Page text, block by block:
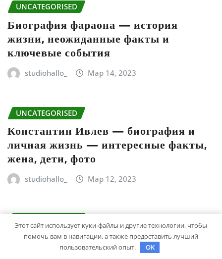
UNCATEGORISED
Биография фараона — история
жизни, неожиданные факты и
ключевые события
studiohallo_ Мар 14, 2023
UNCATEGORISED
Константин Ивлев — биография и
личная жизнь — интересные факты,
жена, дети, фото
studiohallo_ Мар 12, 2023
Биография Марины Цветаевой –
краткий анализ и обзор жизни и
Этот сайт использует куки-файлы и другие технологии, чтобы
помочь вам в навигации, а также предоставить лучший
пользовательский опыт.
OK